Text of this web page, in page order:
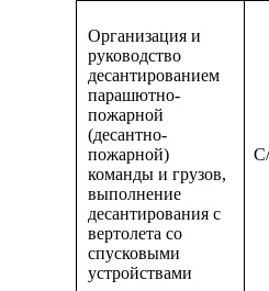
Организация и
руководство
десантированием
парашютно-
пожарной
(десантно-
пожарной)
команды и грузов,
выполнение
десантирования с
вертолета со
спусковыми
устройствами